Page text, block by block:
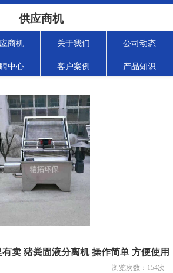
供应商机
商机 关于我们 公司动态
中心 客户案例 产品知识
卖 猪粪固液分离机 操作简单 方便使用
浏览次数： 154次